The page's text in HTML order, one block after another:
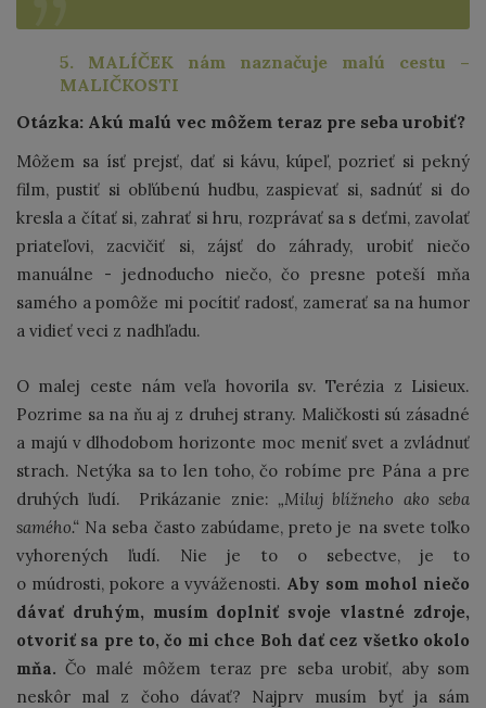
5. MALÍČEK nám naznačuje malú cestu –
MALIČKOSTI
Otázka: Akú malú vec môžem teraz pre seba urobiť?
Môžem sa ísť prejsť, dať si kávu, kúpeľ, pozrieť si pekný
film, pustiť si obľúbenú hudbu, zaspievať si, sadnúť si do
kresla a čítať si, zahrať si hru, rozprávať sa s deťmi, zavolať
priateľovi, zacvičiť si, zájsť do záhrady, urobiť niečo
manuálne - jednoducho niečo, čo presne poteší mňa
samého a pomôže mi pocítiť radosť, zamerať sa na humor
a vidieť veci z nadhľadu.
O malej ceste nám veľa hovorila sv. Terézia z Lisieux.
Pozrime sa na ňu aj z druhej strany. Maličkosti sú zásadné
a majú v dlhodobom horizonte moc meniť svet a zvládnuť
strach. Netýka sa to len toho, čo robíme pre Pána a pre
druhých ľudí. Prikázanie znie: „Miluj blížneho ako seba
samého.“ Na seba často zabúdame, preto je na svete toľko
vyhorených ľudí. Nie je to o sebectve, je to
o múdrosti, pokore a vyváženosti. Aby som mohol niečo
dávať druhým, musím doplniť svoje vlastné zdroje,
otvoriť sa pre to, čo mi chce Boh dať cez všetko okolo
mňa. Čo malé môžem teraz pre seba urobiť, aby som
neskôr mal z čoho dávať? Najprv musím byť ja sám